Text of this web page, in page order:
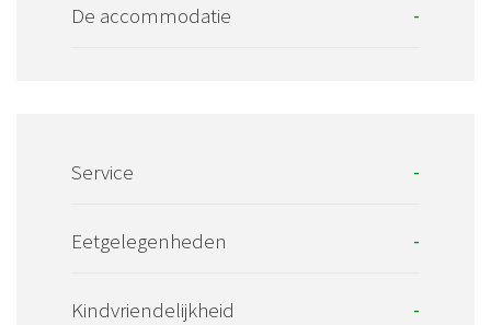
De accommodatie -
Service -
Eetgelegenheden -
Kindvriendelijkheid -